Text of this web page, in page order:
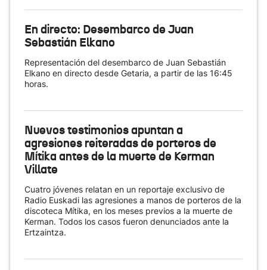
En directo: Desembarco de Juan
Sebastián Elkano
Representación del desembarco de Juan Sebastián
Elkano en directo desde Getaria, a partir de las 16:45
horas.
Nuevos testimonios apuntan a
agresiones reiteradas de porteros de
Mítika antes de la muerte de Kerman
Villate
Cuatro jóvenes relatan en un reportaje exclusivo de
Radio Euskadi las agresiones a manos de porteros de la
discoteca Mítika, en los meses previos a la muerte de
Kerman. Todos los casos fueron denunciados ante la
Ertzaintza.